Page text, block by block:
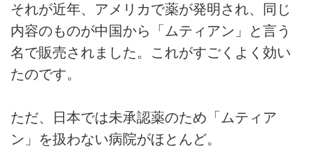
それが近年、アメリカで薬が発明され、同じ
内容のものが中国から「ムティアン」と言う
名で販売されました。これがすごくよく効い
たのです。
ただ、日本では未承認薬のため「ムティア
ン」を扱わない病院がほとんど。